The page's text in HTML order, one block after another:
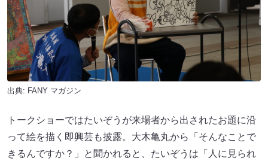
出典: FANY マガジン
トークショーではたいぞうが来場者から出されたお題に沿
って絵を描く即興芸も披露。大木亀丸から「そんなことで
きるんですか？」と聞かれると、たいぞうは「人に見られ